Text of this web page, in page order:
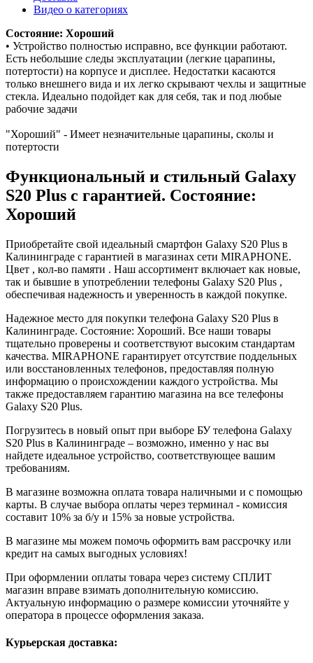
Видео о категориях
Состояние: Хороший
• Устройство полностью исправно, все функции работают.
Есть небольшие следы эксплуатации (легкие царапины,
потертости) на корпусе и дисплее. Недостатки касаются
только внешнего вида и их легко скрывают чехлы и защитные
стекла. Идеально подойдет как для себя, так и под любые
рабочие задачи
"Хороший" - Имеет незначительные царапины, сколы и
потертости
Функциональный и стильный Galaxy
S20 Plus с гарантией. Состояние:
Хороший
Приобретайте свой идеальный смартфон Galaxy S20 Plus в
Калининграде с гарантией в магазинах сети MIRAPHONE.
Цвет , кол-во памяти . Наш ассортимент включает как новые,
так и бывшие в употреблении телефоны Galaxy S20 Plus ,
обеспечивая надежность и уверенность в каждой покупке.
Надежное место для покупки телефона Galaxy S20 Plus в
Калининграде. Состояние: Хороший. Все наши товары
тщательно проверены и соответствуют высоким стандартам
качества. MIRAPHONE гарантирует отсутствие поддельных
или восстановленных телефонов, предоставляя полную
информацию о происхождении каждого устройства. Мы
также предоставляем гарантию магазина на все телефоны
Galaxy S20 Plus.
Погрузитесь в новый опыт при выборе БУ телефона Galaxy
S20 Plus в Калининграде – возможно, именно у нас вы
найдете идеальное устройство, соответствующее вашим
требованиям.
В магазине возможна оплата товара наличными и с помощью
карты. В случае выбора оплаты через терминал - комиссия
составит 10% за б/у и 15% за новые устройства.
В магазине мы можем помочь оформить вам рассрочку или
кредит на самых выгодных условиях!
При оформлении оплаты товара через систему СПЛИТ
магазин вправе взимать дополнительную комиссию.
Актуальную информацию о размере комиссии уточняйте у
оператора в процессе оформления заказа.
Курьерская доставка: